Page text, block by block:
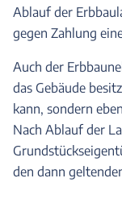
Ablauf der
gegen Zahlung
Auch der
das Gebäude
kann, sondern
Nach Ablauf der
den dann